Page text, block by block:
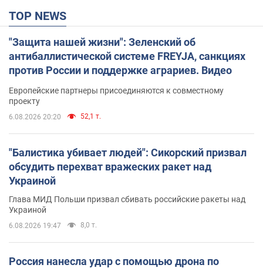
TOP NEWS
"Защита нашей жизни": Зеленский об
антибаллистической системе FREYJA, санкциях
против России и поддержке аграриев. Видео
Европейские партнеры присоединяются к совместному
проекту
6.08.2026 20:20 52,1 т.
"Балистика убивает людей": Сикорский призвал
обсудить перехват вражеских ракет над
Украиной
Глава МИД Польши призвал сбивать российские ракеты над
Украиной
6.08.2026 19:47 8,0 т.
Россия нанесла удар с помощью дрона по